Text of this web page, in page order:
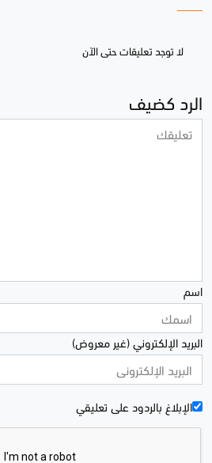
لا توجد تعليقات حتى الآن
الرد كضيف
اسم
البريد الإلكتروني (غير معروض)
الإبلاغ بالردود علی تعليقي